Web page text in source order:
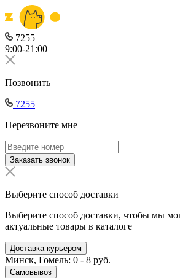
7255
9:00-21:00
Позвонить
7255
Перезвоните мне
Заказать звонок
Выберите способ доставки
Выберите способ доставки, чтобы мы
актуальные товары в каталоге
Доставка курьером
Минск, Гомель: 0 - 8 руб.
Самовывоз